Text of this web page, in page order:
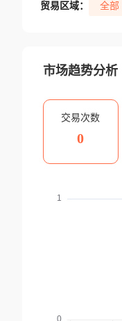
贸易区域： 全部
市场趋势分析
交易次数
0